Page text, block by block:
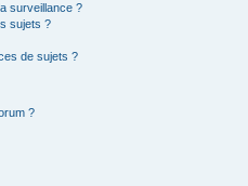
surveillance ?
sujets ?
de sujets ?
?